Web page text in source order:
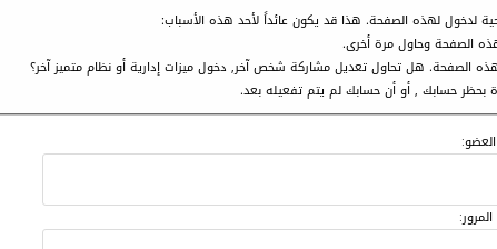
لدخول لهذه الصفحة. هذا قد يكون عائداً لأحد هذه الأسباب:
الصفحة وحاول مرة أخرى.
الصفحة. هل تحاول تعديل مشاركة شخص آخر, دخول ميزات إدارية أو نظام متميز آخر؟
بحظر حسابك , أو أن حسابك لم يتم تفعيله بعد.